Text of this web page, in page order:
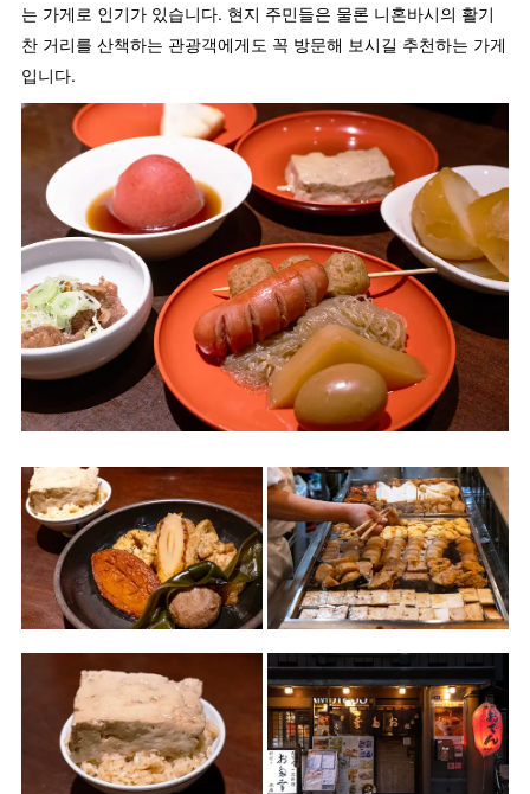
는 가게로 인기가 있습니다. 현지 주민들은 물론 니혼바시의 활기
찬 거리를 산책하는 관광객에게도 꼭 방문해 보시길 추천하는 가게
입니다.